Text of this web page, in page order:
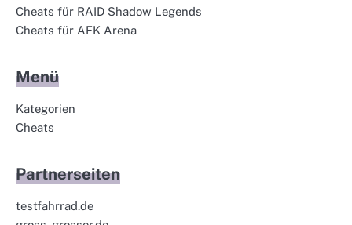
Cheats für RAID Shadow Legends
Cheats für AFK Arena
Menü
Kategorien
Cheats
Partnerseiten
testfahrrad.de